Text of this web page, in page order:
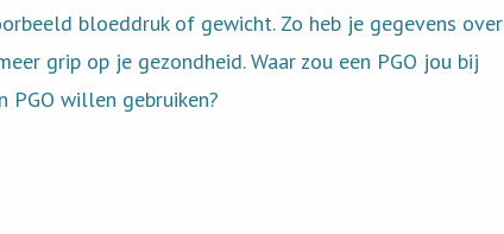
bloeddruk of gewicht. Zo heb je gegevens over
grip op je gezondheid. Waar zou een PGO jou bij
PGO willen gebruiken?